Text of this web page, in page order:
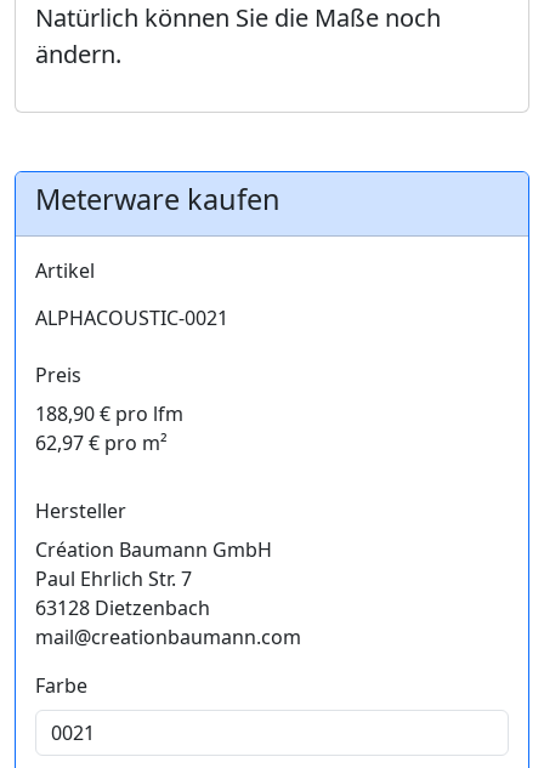
Natürlich können Sie die Maße noch
ändern.
Meterware kaufen
Artikel
ALPHACOUSTIC-0021
Preis
188,90 € pro lfm
62,97 € pro m²
Hersteller
Création Baumann GmbH
Paul Ehrlich Str. 7
63128 Dietzenbach
mail@creationbaumann.com
Farbe